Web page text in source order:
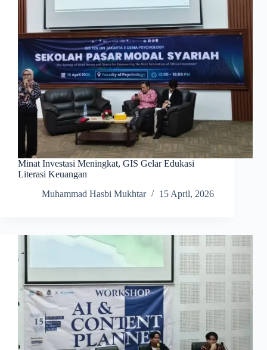
Minat Investasi Meningkat, GIS Gelar Edukasi
Literasi Keuangan
Muhammad Hasbi Mukhtar
15 April, 2026